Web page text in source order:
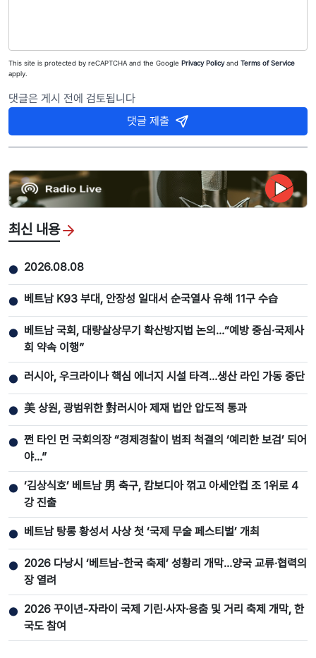
This site is protected by reCAPTCHA and the Google Privacy Policyand Terms of Service
apply.
댓글은 게시 전에 검토됩니다
댓글 제출
최신 내용
● 2026.08.08
● 베트남 K93 부대, 안장성 일대서 순국열사 유해 11구 수습
● 베트남 국회, 대량살상무기 확산방지법 논의…“예방 중심·국제사
회 약속 이행”
● 러시아, 우크라이나 핵심 에너지 시설 타격…생산 라인 가동 중단
● 美 상원, 광범위한 對러시아 제재 법안 압도적 통과
● 쩐 타인 먼 국회의장 “경제경찰이 범죄 척결의 ‘예리한 보검’ 되어
야…”
● ‘김상식호’ 베트남 男 축구, 캄보디아 꺾고 아세안컵 조 1위로 4
강 진출
● 베트남 탕롱 황성서 사상 첫 ‘국제 무술 페스티벌’ 개최
● 2026 다낭시 ‘베트남-한국 축제’ 성황리 개막…양국 교류·협력의
장 열려
● 2026 꾸이년-자라이 국제 기린·사자·용춤 및 거리 축제 개막, 한
국도 참여